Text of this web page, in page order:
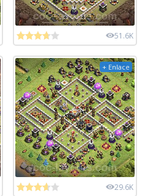
51.6K
+ Enlace
29.6K